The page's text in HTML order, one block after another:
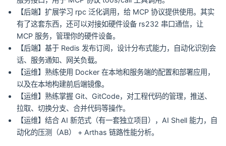
【后端】扩展学习 rpc 泛化调用，给 MCP 协议提供使用。其实
有了这套东西，还可以对接如硬件设备 rs232 串口通信，让
MCP 服务，管理你的硬件设备。
【后端】基于 Redis 发布订阅，设计分布式能力，自动化识别会
话、服务通知、网关负载。
【运维】熟练使用 Docker 在本地和服务端的配置和部署应用，
以及在本地构建前后端镜像。
【运维】熟练掌握 Git、GitCode，对工程代码的管理，推送、
拉取、切换分支、合并代码等操作。
【运维】结合 AI 新范式（有一套独立项目），AI Shell 能力，自
动化的压测（AB） + Arthas 链路性能分析。